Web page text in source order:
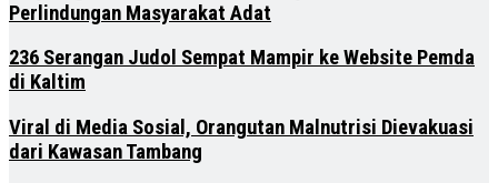
Perlindungan Masyarakat Adat
236 Serangan Judol Sempat Mampir ke Website Pemda
di Kaltim
Viral di Media Sosial, Orangutan Malnutrisi Dievakuasi
dari Kawasan Tambang